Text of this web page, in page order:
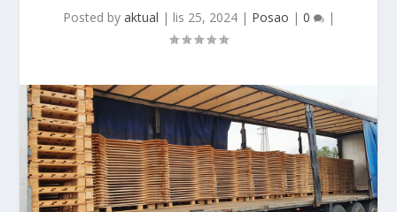
Posted by aktual | lis 25, 2024| Posao | 0 |